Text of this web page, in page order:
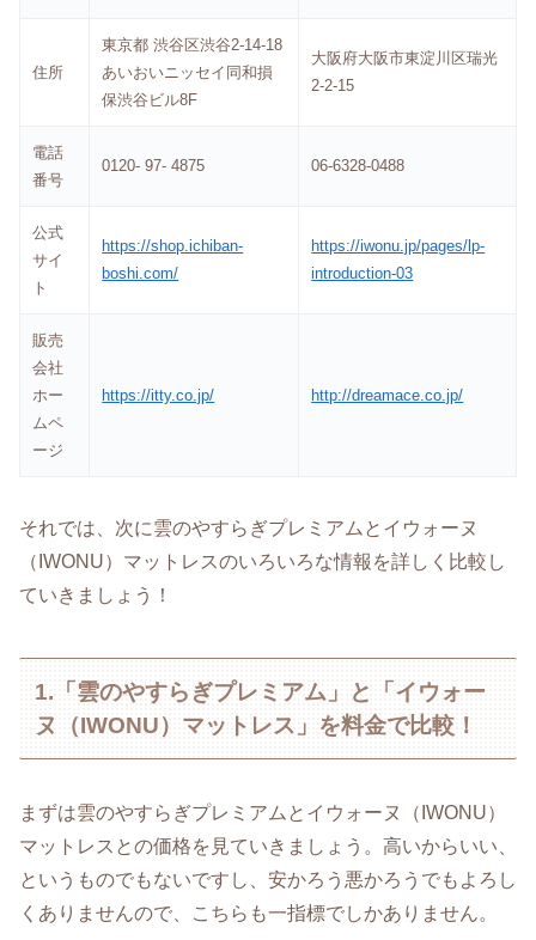
住所
東京都 渋谷区渋谷2-14-18
あいおいニッセイ同和損
保渋谷ビル8F
大阪府大阪市東淀川区瑞光
2-2-15
電話
番号
0120- 97- 4875 06-6328-0488
公式
サイ
ト
https://shop.ichiban-
boshi.com/
https://iwonu.jp/pages/lp-
introduction-03
販売
会社
ホー
ムペ
ージ
https://itty.co.jp/ http://dreamace.co.jp/
それでは、次に雲のやすらぎプレミアムとイウォーヌ
（IWONU）マットレスのいろいろな情報を詳しく比較し
ていきましょう！
1.「雲のやすらぎプレミアム」と「イウォー
ヌ（IWONU）マットレス」を料金で比較！
まずは雲のやすらぎプレミアムとイウォーヌ（IWONU）
マットレスとの価格を見ていきましょう。高いからいい、
というものでもないですし、安かろう悪かろうでもよろし
くありませんので、こちらも一指標でしかありません。